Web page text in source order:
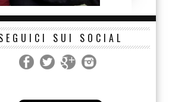
SUI SOCIAL